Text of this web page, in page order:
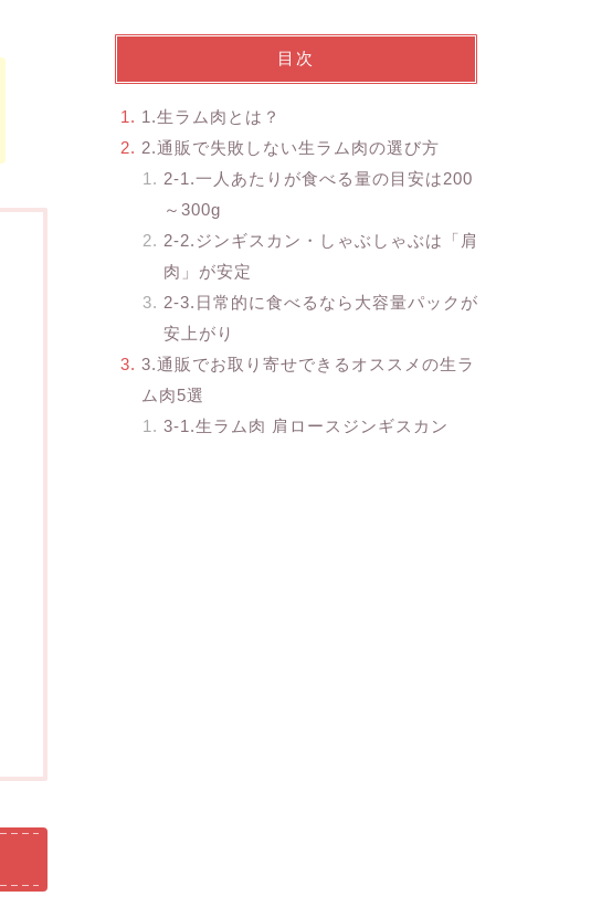
目次
1.生ラム肉とは？
2.通販で失敗しない生ラム肉の選び方
2-1.一人あたりが食べる量の目安は200
～300g
2-2.ジンギスカン・しゃぶしゃぶは「肩
肉」が安定
2-3.日常的に食べるなら大容量パックが
安上がり
3.通販でお取り寄せできるオススメの生ラ
ム肉5選
3-1.生ラム肉 肩ロースジンギスカン